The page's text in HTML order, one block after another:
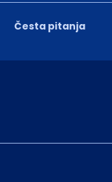
Česta pitanja